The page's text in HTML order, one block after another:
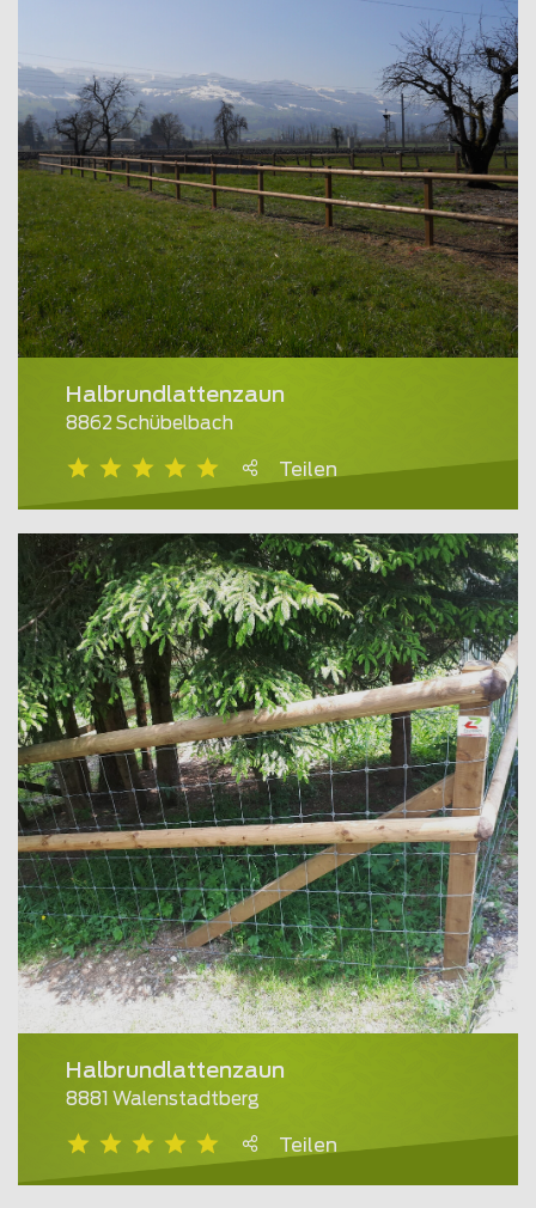
Halbrundlattenzaun
8862 Schübelbach
Teilen
Halbrundlattenzaun
8881 Walenstadtberg
Teilen